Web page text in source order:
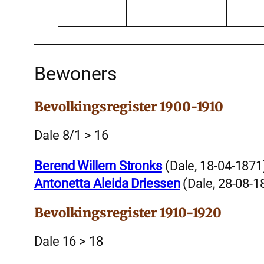
Bewoners
Bevolkingsregister 1900-1910
Dale 8/1 > 16
Berend Willem Stronks(Dale, 18-04-
Antonetta Aleida Driessen(Dale, 28-08-
Bevolkingsregister 1910-1920
Dale 16 > 18